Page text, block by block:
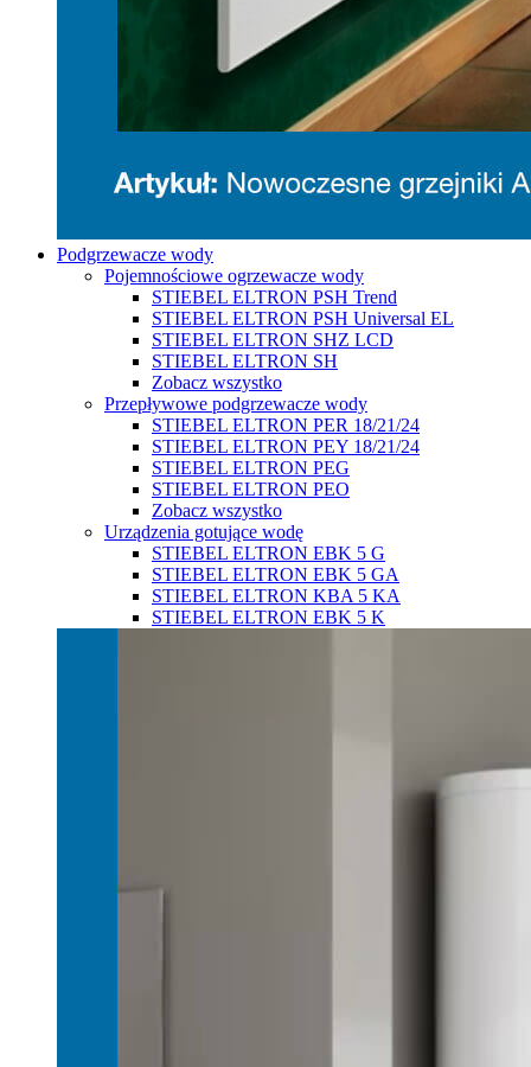
Podgrzewacze wody
Pojemnościowe ogrzewacze wody
STIEBEL ELTRON PSH Trend
STIEBEL ELTRON PSH Universal EL
STIEBEL ELTRON SHZ LCD
STIEBEL ELTRON SH
Zobacz wszystko
Przepływowe podgrzewacze wody
STIEBEL ELTRON PER 18/21/24
STIEBEL ELTRON PEY 18/21/24
STIEBEL ELTRON PEG
STIEBEL ELTRON PEO
Zobacz wszystko
Urządzenia gotujące wodę
STIEBEL ELTRON EBK 5 G
STIEBEL ELTRON EBK 5 GA
STIEBEL ELTRON KBA 5 KA
STIEBEL ELTRON EBK 5 K